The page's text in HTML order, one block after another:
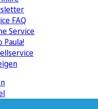
FAQ
Service
Paula!